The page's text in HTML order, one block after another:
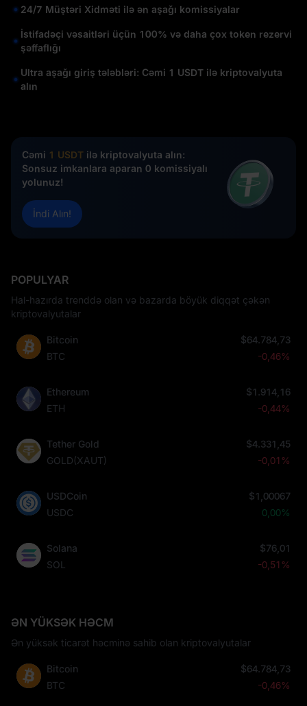
24/7 Müştəri Xidməti ilə ən aşağı komissiyalar
İstifadəçi vəsaitləri üçün 100% və daha çox token rezervi
şəffaflığı
Ultra aşağı giriş tələbləri: Cəmi 1 USDT ilə kriptovalyuta
alın
Cəmi 1 USDT ilə kriptovalyuta alın:
Sonsuz imkanlara aparan 0 komissiyalı
yolunuz!
İndi Alın!
POPULYAR
Hal-hazırda trenddə olan və bazarda böyük diqqət çəkən
kriptovalyutalar
Bitcoin
BTC
$64.784,73
-0,46%
Ethereum
ETH
$1.914,16
-0,44%
Tether Gold
GOLD(XAUT)
$4.331,45
-0,01%
USDCoin
USDC
$1,00067
0,00%
Solana
SOL
$76,01
-0,51%
ƏN YÜKSƏK HƏCM
Ən yüksək ticarət həcminə sahib olan kriptovalyutalar
Bitcoin
BTC
$64.784,73
-0,46%